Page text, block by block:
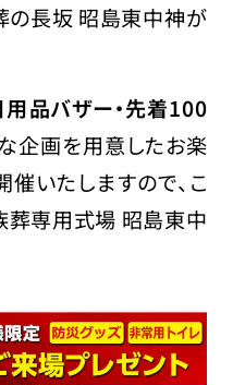
の長坂 昭島東中神が
用品バザー・先着100
企画を用意したお楽
いたしますので、こ
葬専用式場 昭島東中